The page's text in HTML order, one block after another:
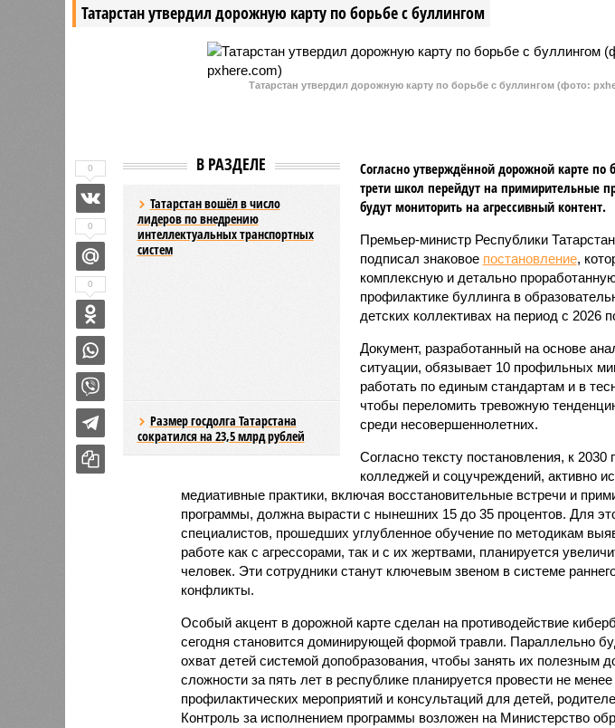
Татарстан утвердил дорожную карту по борьбе с буллингом
Татарстан утвердил дорожную карту по борьбе с буллингом (фото:
В РАЗДЕЛЕ
Татарстан вошёл в число
лидеров по внедрению
интеллектуальных транспортных
систем
Согласно утверждённой дорожной карте по
трети школ перейдут на примирительные
будут мониторить на агрессивный контент.
Премьер-министр Республики Татарстан
подписал знаковое постановление,
комплексную и детально
профилактике буллинга в
детских коллективах на период с 2026
Документ, разработанный на основе
ситуации, обязывает 10 профильных
работать по единым стандартам и в тесной координации, чтобы
тенденцию роста агрессии среди несовершеннолетних.
Согласно тексту постановления, к 2030 году доля школ, колледжей
активно использующих медиативные практики, включая
примирительные программы, должна вырасти с нынешних 15 до 35
число специалистов, прошедших углубленное обучение по
работе как с агрессорами, так и с их жертвами, планируется
человек. Эти сотрудники станут ключевым звеном в системе раннего
конфликты.
Особый акцент в дорожной карте сделан на противодействие
охват детей системой допобразования, чтобы занять их полезным
сложности за пять лет в республике планируется провести не
профилактических мероприятий и консультаций для детей,
Контроль за исполнением программы возложен на Министерство
Татарстана, а ответственные ведомства будут ежегодно
февраля.
0
0
0